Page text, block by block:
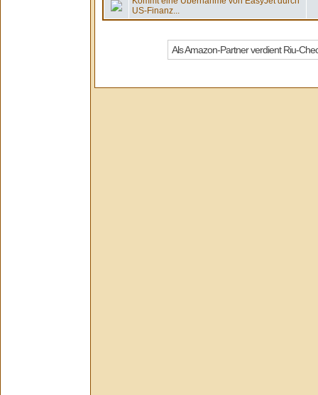
US-Finanz...